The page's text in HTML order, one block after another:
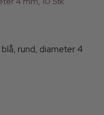
rund, diameter 4